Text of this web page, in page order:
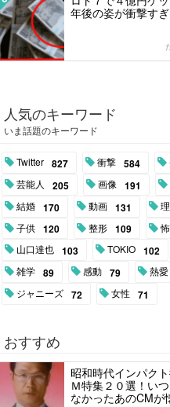
年後の姿が衝撃すぎ
人気のキーワード
いま話題のキーワード
Twitter 827 衝撃 584
芸能人 205 画像 191
結婚 170 動画 131
子供 120 整形 109
山口達也 103 TOKIO 102
雑学 89 感動 79 熱愛
ジャニーズ 72 女性 71
おすすめ
昭和時代インパク
Ｍ特集２０選！い
なかったあのCMが